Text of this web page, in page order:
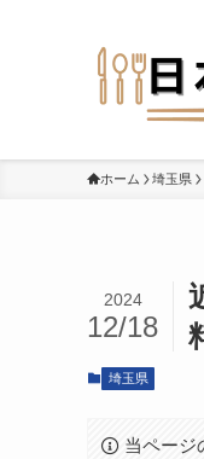
ホーム 埼玉県
2024
12/18
埼玉県
当ページ